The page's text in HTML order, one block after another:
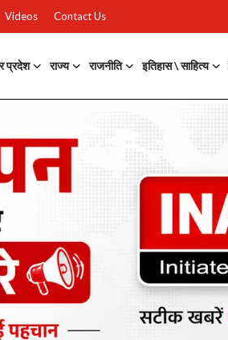
Videos Contact Us
प्रदेश राज्य राजनीति इतिहास \ साहित्य